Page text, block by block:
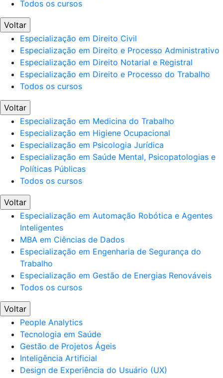
Todos os cursos
Voltar
Especialização em Direito Civil
Especialização em Direito e Processo Administrativo
Especialização em Direito Notarial e Registral
Especialização em Direito e Processo do Trabalho
Todos os cursos
Voltar
Especialização em Medicina do Trabalho
Especialização em Higiene Ocupacional
Especialização em Psicologia Jurídica
Especialização em Saúde Mental, Psicopatologias e
Políticas Públicas
Todos os cursos
Voltar
Especialização em Automação Robótica e Agentes
Inteligentes
MBA em Ciências de Dados
Especialização em Engenharia de Segurança do
Trabalho
Especialização em Gestão de Energias Renováveis
Todos os cursos
Voltar
People Analytics
Tecnologia em Saúde
Gestão de Projetos Ágeis
Inteligência Artificial
Design de Experiência do Usuário (UX)